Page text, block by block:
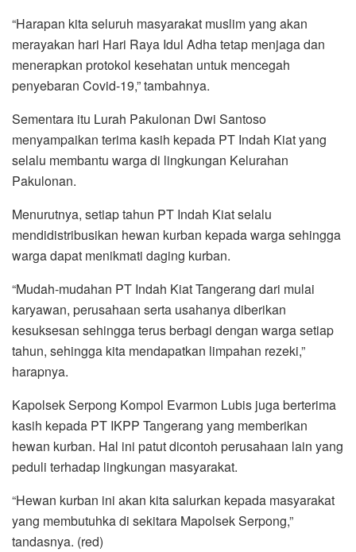
“Harapan kita seluruh masyarakat muslim yang akan
merayakan hari Hari Raya Idul Adha tetap menjaga dan
menerapkan protokol kesehatan untuk mencegah
penyebaran Covid-19,” tambahnya.
Sementara itu Lurah Pakulonan Dwi Santoso
menyampaikan terima kasih kepada PT Indah Kiat yang
selalu membantu warga di lingkungan Kelurahan
Pakulonan.
Menurutnya, setiap tahun PT Indah Kiat selalu
mendidistribusikan hewan kurban kepada warga sehingga
warga dapat menikmati daging kurban.
“Mudah-mudahan PT Indah Kiat Tangerang dari mulai
karyawan, perusahaan serta usahanya diberikan
kesuksesan sehingga terus berbagi dengan warga setiap
tahun, sehingga kita mendapatkan limpahan rezeki,”
harapnya.
Kapolsek Serpong Kompol Evarmon Lubis juga berterima
kasih kepada PT IKPP Tangerang yang memberikan
hewan kurban. Hal ini patut dicontoh perusahaan lain yang
peduli terhadap lingkungan masyarakat.
“Hewan kurban ini akan kita salurkan kepada masyarakat
yang membutuhka di sekitara Mapolsek Serpong,”
tandasnya. (red)